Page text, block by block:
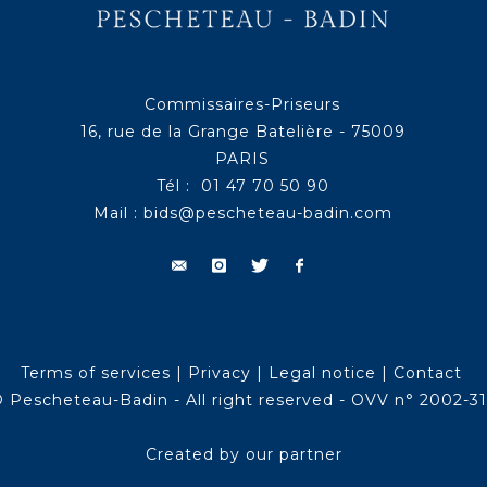
Commissaires-Priseurs
16, rue de la Grange Batelière - 75009
PARIS
Tél : 01 47 70 50 90
Mail : bids@pescheteau-badin.com
Terms of services | Privacy | Legal notice | Contact
Pescheteau-Badin - All right reserved - OVV n° 2002-
Created by our partner